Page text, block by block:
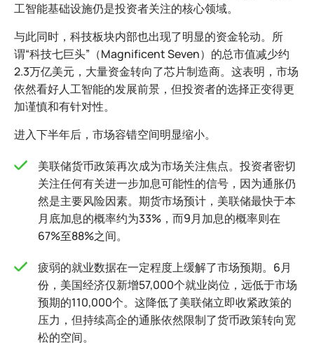
工智能基础设施仍是投资者关注的核心领域。
与此同时，科技板块内部也出现了明显的资金轮动。所
谓“科技七巨头”（Magnificent Seven）的总市值减少约
2.3万亿美元，大量资金转向了芯片制造商。这表明，市场
依然看好人工智能的发展前景，但投资者的选择正变得更
加谨慎和有针对性。
进入下半年后，市场容错空间明显缩小。
美联储货币政策再次成为市场关注焦点。投资者密切
关注任何有关进一步加息可能性的信号，因为通胀仍
然是主要风险因素。期货市场预计，美联储最快于本
月底加息的概率约为33%，而9月加息的概率则在
67%至88%之间。
疲弱的就业数据在一定程度上缓解了市场预期。6月
份，美国经济仅新增57,000个就业岗位，远低于市场
预期的110,000个。这降低了美联储立即收紧政策的
压力，但持续高企的通胀依然限制了货币政策转向宽
松的空间。